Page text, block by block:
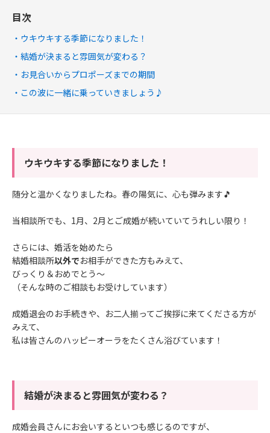
目次
ウキウキする季節になりました！
結婚が決まると雰囲気が変わる？
お見合いからプロポーズまでの期間
この波に一緒に乗っていきましょう♪
ウキウキする季節になりました！
随分と温かくなりましたね。春の陽気に、心も弾みます🎵
当相談所でも、1月、2月とご成婚が続いていてうれしい限り！
さらには、婚活を始めたら
結婚相談所以外でお相手ができた方もみえて、
びっくり＆おめでとう～
（そんな時のご相談もお受けしています）
成婚退会のお手続きや、お二人揃ってご挨拶に来てくださる方が
みえて、
私は皆さんのハッピーオーラをたくさん浴びています！
結婚が決まると雰囲気が変わる？
成婚会員さんにお会いするといつも感じるのですが、